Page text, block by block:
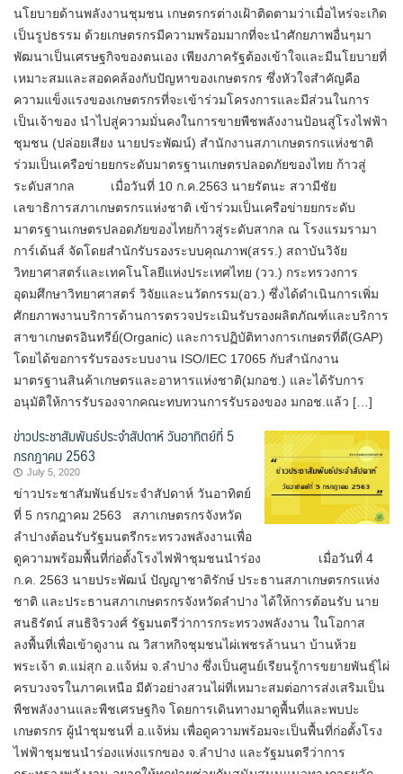
นโยบายด้านพลังงานชุมชน เกษตรกรต่างเฝ้าติดตามว่าเมื่อไหร่จะเกิด
เป็นรูปธรรม ด้วยเกษตรกรมีความพร้อมมากที่จะนำศักยภาพอื่นๆมา
พัฒนาเป็นเศรษฐกิจของตนเอง เพียงภาครัฐต้องเข้าใจและมีนโยบายที่
เหมาะสมและสอดคล้องกับปัญหาของเกษตรกร ซึ่งหัวใจสำคัญคือ
ความแข็งแรงของเกษตรกรที่จะเข้าร่วมโครงการและมีส่วนในการ
เป็นเจ้าของ นำไปสู่ความมั่นคงในการขายพืชพลังงานป้อนสู่โรงไฟฟ้า
ชุมชน (ปล่อยเสียง นายประพัฒน์) สำนักงานสภาเกษตรกรแห่งชาติ
ร่วมเป็นเครือข่ายยกระดับมาตรฐานเกษตรปลอดภัยของไทย ก้าวสู่
ระดับสากล เมื่อวันที่ 10 ก.ค.2563 นายรัตนะ สวามีชัย
เลขาธิการสภาเกษตรกรแห่งชาติ เข้าร่วมเป็นเครือข่ายยกระดับ
มาตรฐานเกษตรปลอดภัยของไทยก้าวสู่ระดับสากล ณ โรงแรมรามา
การ์เด้นส์ จัดโดยสำนักรับรองระบบคุณภาพ(สรร.) สถาบันวิจัย
วิทยาศาสตร์และเทคโนโลยีแห่งประเทศไทย (วว.) กระทรวงการ
อุดมศึกษาวิทยาศาสตร์ วิจัยและนวัตกรรม(อว.) ซึ่งได้ดำเนินการเพิ่ม
ศักยภาพงานบริการด้านการตรวจประเมินรับรองผลิตภัณฑ์และบริการ
สาขาเกษตรอินทรีย์(Organic) และการปฏิบัติทางการเกษตรที่ดี(GAP)
โดยได้ขอการรับรองระบบงาน ISO/IEC 17065 กับสำนักงาน
มาตรฐานสินค้าเกษตรและอาหารแห่งชาติ(มกอช.) และได้รับการ
อนุมัติให้การรับรองจากคณะทบทวนการรับรองของ มกอช.แล้ว […]
ข่าวประชาสัมพันธ์ประจำสัปดาห์ วันอาทิตย์ที่ 5
กรกฎาคม 2563
July 5, 2020
ข่าวประชาสัมพันธ์ประจำสัปดาห์ วันอาทิตย์
ที่ 5 กรกฎาคม 2563 สภาเกษตรกรจังหวัด
ลำปางต้อนรับรัฐมนตรีกระทรวงพลังงานเพื่อ
ดูความพร้อมพื้นที่ก่อตั้งโรงไฟฟ้าชุมชนนำร่อง เมื่อวันที่ 4
ก.ค. 2563 นายประพัฒน์ ปัญญาชาติรักษ์ ประธานสภาเกษตรกรแห่ง
ชาติ และประธานสภาเกษตรกรจังหวัดลำปาง ได้ให้การต้อนรับ นาย
สนธิรัตน์ สนธิจิรวงศ์ รัฐมนตรีว่าการกระทรวงพลังงาน ในโอกาส
ลงพื้นที่เพื่อเข้าดูงาน ณ วิสาหกิจชุมชนไผ่เพชรล้านนา บ้านห้วย
พระเจ้า ต.แม่สุก อ.แจ้ห่ม จ.ลำปาง ซึ่งเป็นศูนย์เรียนรู้การขยายพันธุ์ไผ่
ครบวงจรในภาคเหนือ มีตัวอย่างสวนไผ่ที่เหมาะสมต่อการส่งเสริมเป็น
พืชพลังงานและพืชเศรษฐกิจ โดยการเดินทางมาดูพื้นที่และพบปะ
เกษตรกร ผู้นำชุมชนที่ อ.แจ้ห่ม เพื่อดูความพร้อมจะเป็นพื้นที่ก่อตั้งโรง
ไฟฟ้าชุมชนนำร่องแห่งแรกของ จ.ลำปาง และรัฐมนตรีว่าการ